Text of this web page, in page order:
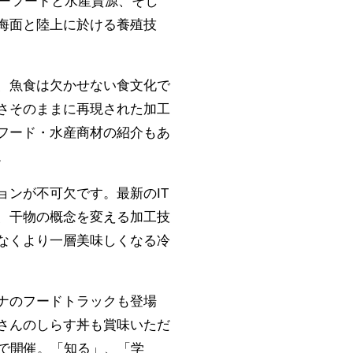
面と陸上に於ける養殖技
魚食は欠かせない食文化で
そのままに再現された加工
ード・水産商材の紹介もあ
ンが不可欠です。最新のIT
干物の概念を変える加工技
くより一層美味しくなる冷
のフードトラックも登場
んのしらす丼も賞味いただ
開催。「知る」、「学